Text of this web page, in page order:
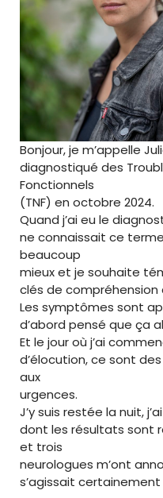
Bonjour, je m’appelle
diagnostiqué des
Fonctionnels
(TNF) en octobre 2024.
Quand j’ai eu le
ne connaissait ce
beaucoup
mieux et je souhaite
clés de compréhension
Les symptômes sont
d’abord pensé que ça
Et le jour où j’ai
d’élocution, ce sont
aux
urgences.
J’y suis restée la nuit,
dont les résultats sont
et trois
neurologues m’ont
s’agissait certainement